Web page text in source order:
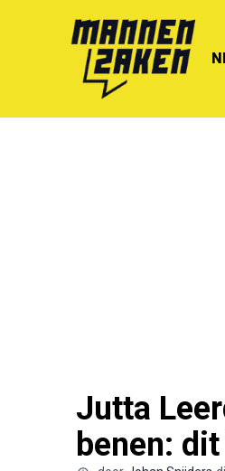
Jutta
benen: